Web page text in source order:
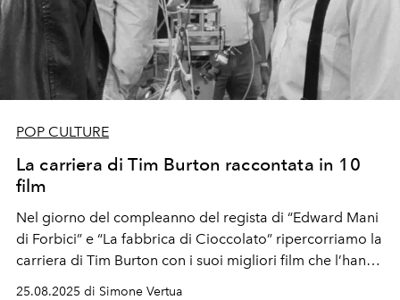
POP CULTURE
La carriera di Tim Burton raccontata in 10
film
Nel giorno del compleanno del regista di “Edward Mani
di Forbici” e “La fabbrica di Cioccolato” ripercorriamo la
carriera di Tim Burton con i suoi migliori film che l’hanno
25.08.2025 di Simone Vertua